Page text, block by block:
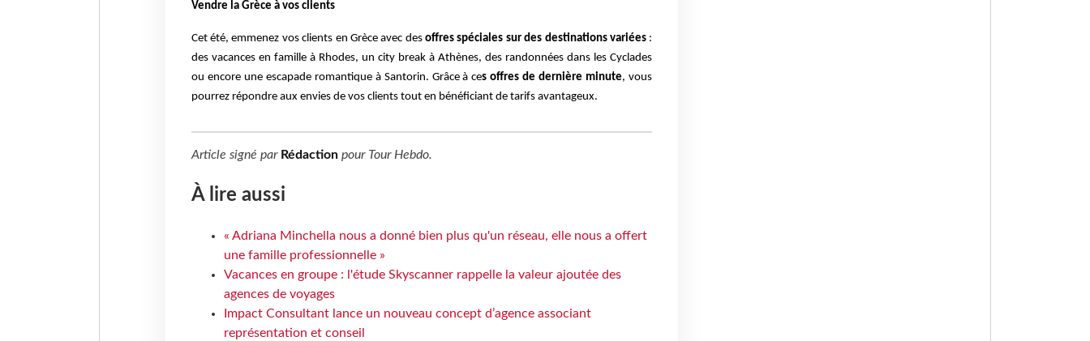
Vendre la Grèce à vos clients
Cet été, emmenez vos clients en Grèce avec desoffres spéciales sur des destinations variées :
des vacances en famille à Rhodes, un city break à Athènes, des randonnées dans les Cyclades
ou encore une escapade romantique à Santorin. Grâce à ces offres de dernière minute, vous
pourrez répondre aux envies de vos clients tout en bénéficiant de tarifs avantageux.
Article signé par Rédactionpour Tour Hebdo.
À lire aussi
« Adriana Minchella nous a donné bien plus qu'un réseau, elle nous a offert
une famille professionnelle »
Vacances en groupe : l'étude Skyscanner rappelle la valeur ajoutée des
agences de voyages
Impact Consultant lance un nouveau concept d’agence associant
représentation et conseil